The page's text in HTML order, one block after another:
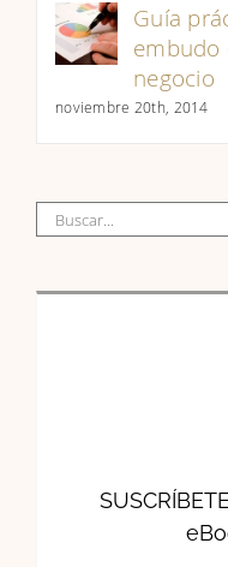
Guía
embudo
negocio
noviembre 20th, 2014
Buscar: